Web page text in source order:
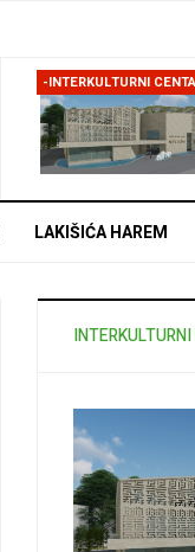
-INTERKULTURNI
LAKIŠIĆA HAREM